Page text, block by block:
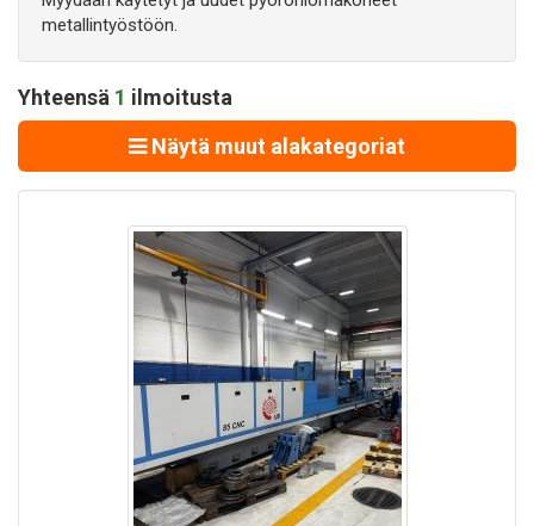
metallintyöstöön.
Yhteensä 1 ilmoitusta
Näytä muut alakategoriat